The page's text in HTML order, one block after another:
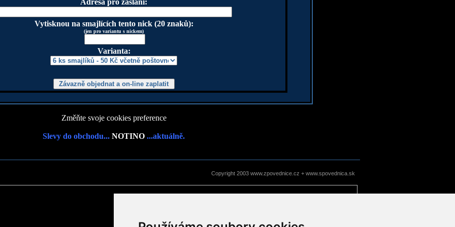
Vytisknou na smajlících tento nick (20 znaků):
(jen pro variantu s nickem)
Varianta:
Změňte svoje cookies preference
Slevy do obchodu... NOTINO ...aktuálně.
Copyright 2003 www.zpovednice.cz + www.spovednica.sk